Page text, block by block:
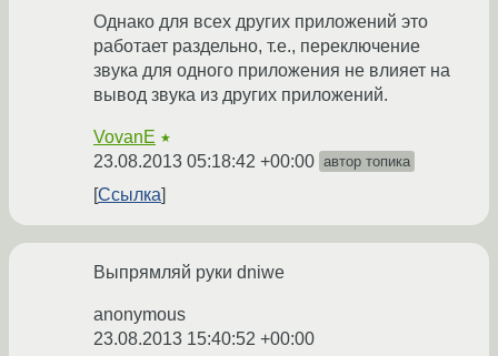
Однако для всех других приложений это
работает раздельно, т.е., переключение
звука для одного приложения не влияет на
вывод звука из других приложений.
VovanE ★
23.08.2013 05:18:42 +00:00 автор топика
Ссылка
Выпрямляй руки dniwe
anonymous
23.08.2013 15:40:52 +00:00